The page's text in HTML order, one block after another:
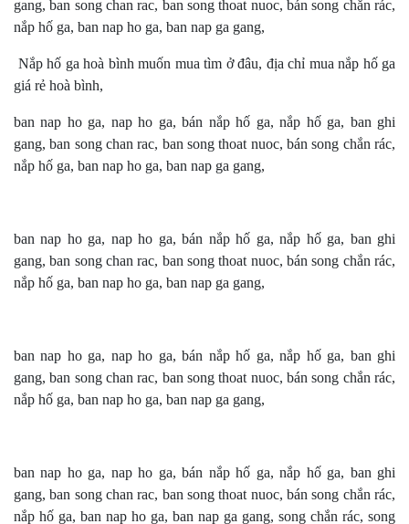
gang, ban song chan rac, ban song thoat nuoc, bán song chắn rác,
nắp hố ga, ban nap ho ga, ban nap ga gang,
Nắp hố ga hoà bình muốn mua tìm ở đâu, địa chỉ mua nắp hố ga
giá rẻ hoà bình,
ban nap ho ga, nap ho ga, bán nắp hố ga, nắp hố ga, ban ghi
gang, ban song chan rac, ban song thoat nuoc, bán song chắn rác,
nắp hố ga, ban nap ho ga, ban nap ga gang,
ban nap ho ga, nap ho ga, bán nắp hố ga, nắp hố ga, ban ghi
gang, ban song chan rac, ban song thoat nuoc, bán song chắn rác,
nắp hố ga, ban nap ho ga, ban nap ga gang,
ban nap ho ga, nap ho ga, bán nắp hố ga, nắp hố ga, ban ghi
gang, ban song chan rac, ban song thoat nuoc, bán song chắn rác,
nắp hố ga, ban nap ho ga, ban nap ga gang,
ban nap ho ga, nap ho ga, bán nắp hố ga, nắp hố ga, ban ghi
gang, ban song chan rac, ban song thoat nuoc, bán song chắn rác,
nắp hố ga, ban nap ho ga, ban nap ga gang, song chắn rác, song